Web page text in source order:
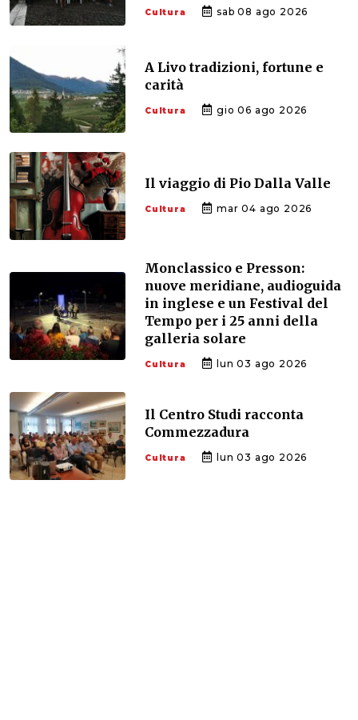
Cultura sab 08 ago 2026
A Livo tradizioni, fortune e
carità
Cultura gio 06 ago 2026
Il viaggio di Pio Dalla Valle
Cultura mar 04 ago 2026
Monclassico e Presson:
nuove meridiane, audioguida
in inglese e un Festival del
Tempo per i 25 anni della
galleria solare
Cultura lun 03 ago 2026
Il Centro Studi racconta
Commezzadura
Cultura lun 03 ago 2026